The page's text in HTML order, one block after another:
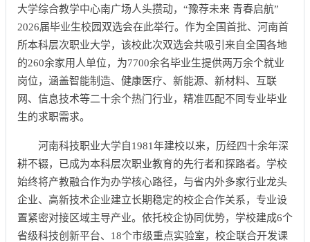
大学综合教学中心南广场人头攒动，“豫荐未来 青春启航”
2026届毕业生校园双选会在此举行。作为全国首批、河南首
所本科层次职业大学，该校此次双选会共吸引来自全国各地
的260余家用人单位，为7700余名毕业生提供两万余个就业
岗位，涵盖智能制造、健康医疗、新能源、新材料、互联
网、信息技术等二十余个热门行业，精准匹配不同专业毕业
生的求职需求。
河南科技职业大学自1981年建校以来，历经四十余年深
耕不辍，已成为本科层次职业教育的先行者和探路者。学校
始终将产教融合作为办学核心路径，与省内外多家行业龙头
企业、高新技术企业建立长期稳定的校企合作关系，专业设
置紧密对接区域主导产业。依托校企协同优势，学校建成6个
省级科技创新平台、18个市级重点实验室，校企联合开发课